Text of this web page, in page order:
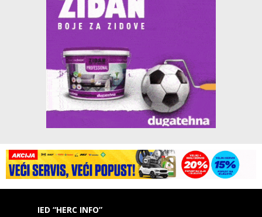
IED “HERC INFO”